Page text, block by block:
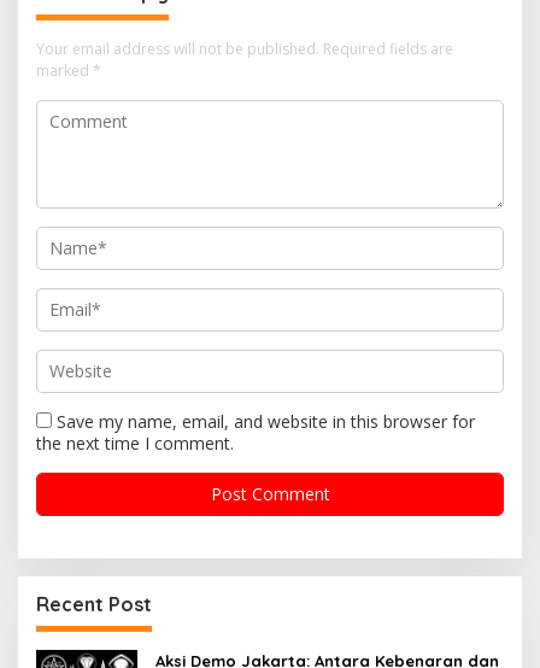
a
v
i
g
i
o
n
Your email address will not be published. Required fields are
marked *
Save my name, email, and website in this browser for
the next time I comment.
Recent Post
Aksi Demo Jakarta: Antara Kebenaran dan